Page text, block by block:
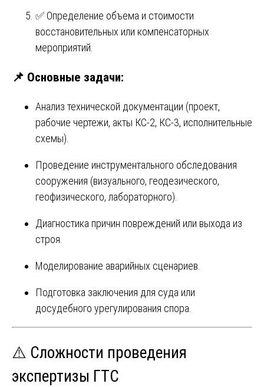
✅ Определение объема и стоимости
восстановительных или компенсаторных
мероприятий.
📌 Основные задачи:
Анализ технической документации (проект,
рабочие чертежи, акты КС-2, КС-3, исполнительные
схемы).
Проведение инструментального обследования
сооружения (визуального, геодезического,
геофизического, лабораторного).
Диагностика причин повреждений или выхода из
строя.
Моделирование аварийных сценариев.
Подготовка заключения для суда или
досудебного урегулирования спора.
⚠️ Сложности проведения
экспертизы ГТС